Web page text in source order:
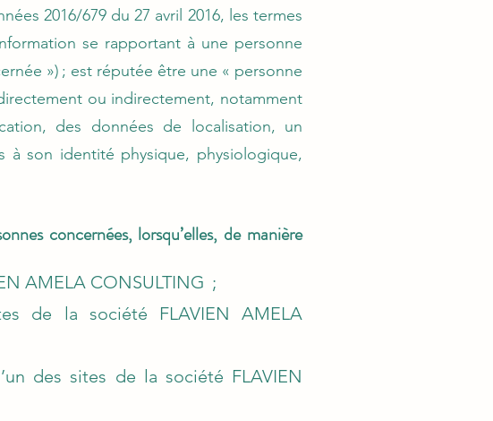
2016/679 du 27 avril 2016, les termes
se rapportant à une personne
») ; est réputée être une « personne
ou indirectement, notamment
des données de localisation, un
son identité physique, physiologique,
concernées, lorsqu’elles, de manière
AMELA CONSULTING ;
de la société FLAVIEN AMELA
des sites de la société FLAVIEN